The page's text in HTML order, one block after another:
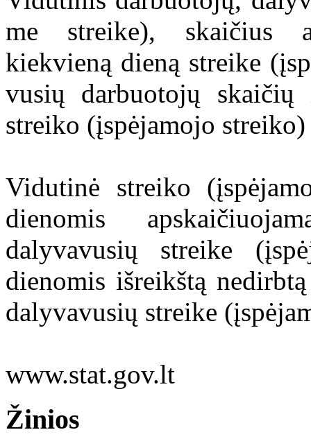
me strei­ke), skaičius
kiekvieną dieną streike
vu­sių darbuotojų
streiko (įspėjamojo
Vidutinė streiko
dieno­mis
dalyvavu­sių streike
dienomis išreikštą
dalyvavusių streike
www.stat.gov.lt
Žinios